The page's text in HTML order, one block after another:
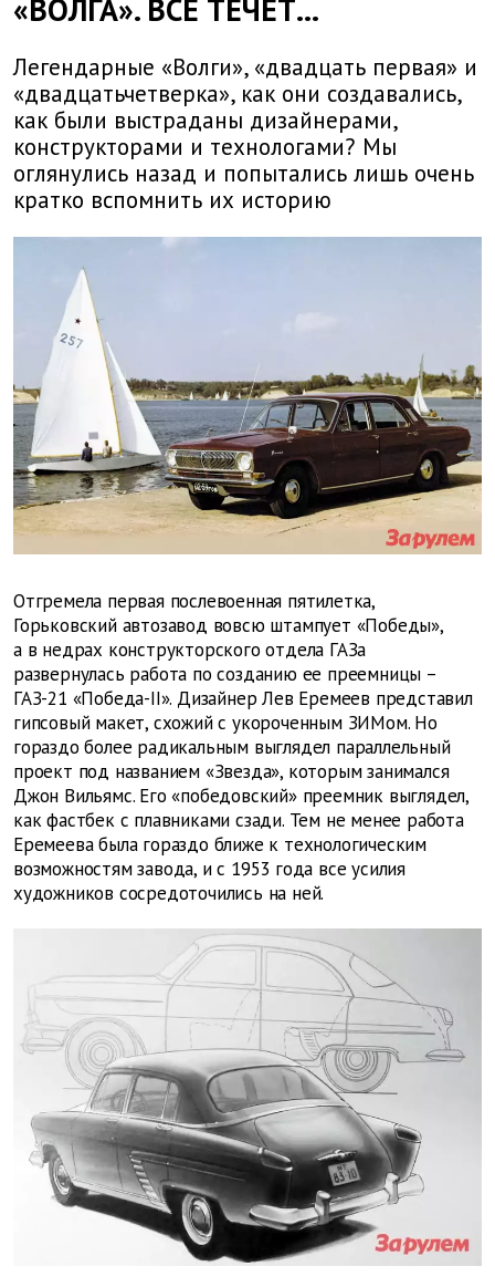
«ВОЛГА». ВСЕ ТЕЧЕТ…
Легендарные «Волги», «двадцать первая» и
«двадцатьчетверка», как они создавались,
как были выстраданы дизайнерами,
конструкторами и технологами? Мы
оглянулись назад и попытались лишь очень
кратко вспомнить их историю
Отгремела первая послевоенная пятилетка,
Горьковский автозавод вовсю штампует «Победы»,
а в недрах конструкторского отдела ГАЗа
развернулась работа по созданию ее преемницы –
ГАЗ-21 «Победа-II». Дизайнер Лев Еремеев представил
гипсовый макет, схожий с укороченным ЗИМом. Но
гораздо более радикальным выглядел параллельный
проект под названием «Звезда», которым занимался
Джон Вильямс. Его «победовский» преемник выглядел,
как фастбек с плавниками сзади. Тем не менее работа
Еремеева была гораздо ближе к технологическим
возможностям завода, и с 1953 года все усилия
художников сосредоточились на ней.